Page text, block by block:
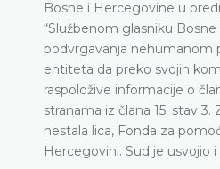
Bosne i Hercegovine u
“Službenom glasniku
podvrgavanja nehumanom
entiteta da preko svojih
raspoložive informacije o
stranama iz člana 15. stav
nestala lica, Fonda za
Hercegovini. Sud je usvojio